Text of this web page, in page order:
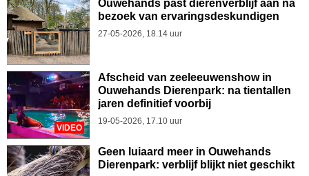
Ouwehands past dierenverblijf aan na
bezoek van ervaringsdeskundigen
27-05-2026, 18.14 uur
VIDEO
Afscheid van zeeleeuwenshow in
Ouwehands Dierenpark: na tientallen
jaren definitief voorbij
19-05-2026, 17.10 uur
Geen luiaard meer in Ouwehands
Dierenpark: verblijf blijkt niet geschikt